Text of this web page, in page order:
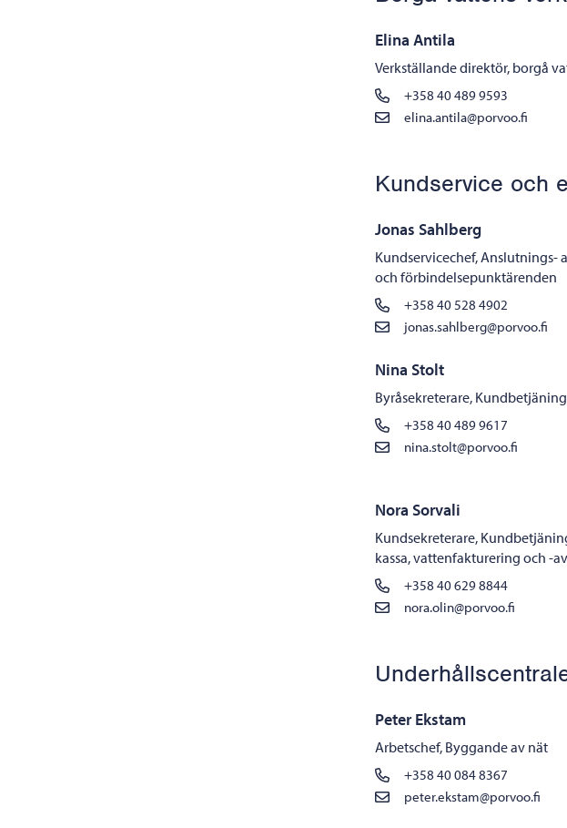
Elina Antila
Verkställande direktör, borgå
+358 40 489 9593
elina.antila@porvoo.fi
Kundservice och
Jonas Sahlberg
Kundservicechef, Anslutnings-
och förbindelsepunktärenden
+358 40 528 4902
jonas.sahlberg@porvoo.fi
Nina Stolt
Byråsekreterare, Kundbetjäning
+358 40 489 9617
nina.stolt@porvoo.fi
Nora Sorvali
Kundsekreterare,
kassa, vattenfakturering och -
+358 40 629 8844
nora.olin@porvoo.fi
Peter Ekstam
Arbetschef, Byggande av nät
+358 40 084 8367
peter.ekstam@porvoo.fi